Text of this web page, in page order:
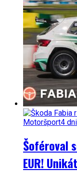
Motoršport4
Šoféroval
EUR!